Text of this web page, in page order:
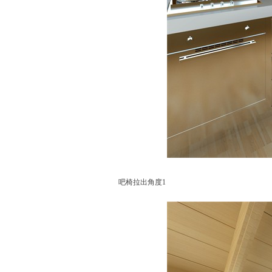
吧椅拉出角度1